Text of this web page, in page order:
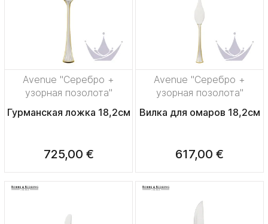
Avenue "Серебро +
узорная позолота"
Гурманская ложка 18,2см
725,00 €
Avenue "Серебро +
узорная позолота"
Вилка для омаров 18,2см
617,00 €